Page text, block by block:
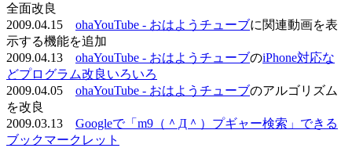
全面改良
2009.04.15 ohaYouTube - おはようチューブに関連動画を表
示する機能を追加
2009.04.13 ohaYouTube - おはようチューブのiPhone対応な
どプログラム改良いろいろ
2009.04.05 ohaYouTube - おはようチューブのアルゴリズム
を改良
2009.03.13 Googleで「m9（＾Д＾）プギャー検索」できる
ブックマークレット